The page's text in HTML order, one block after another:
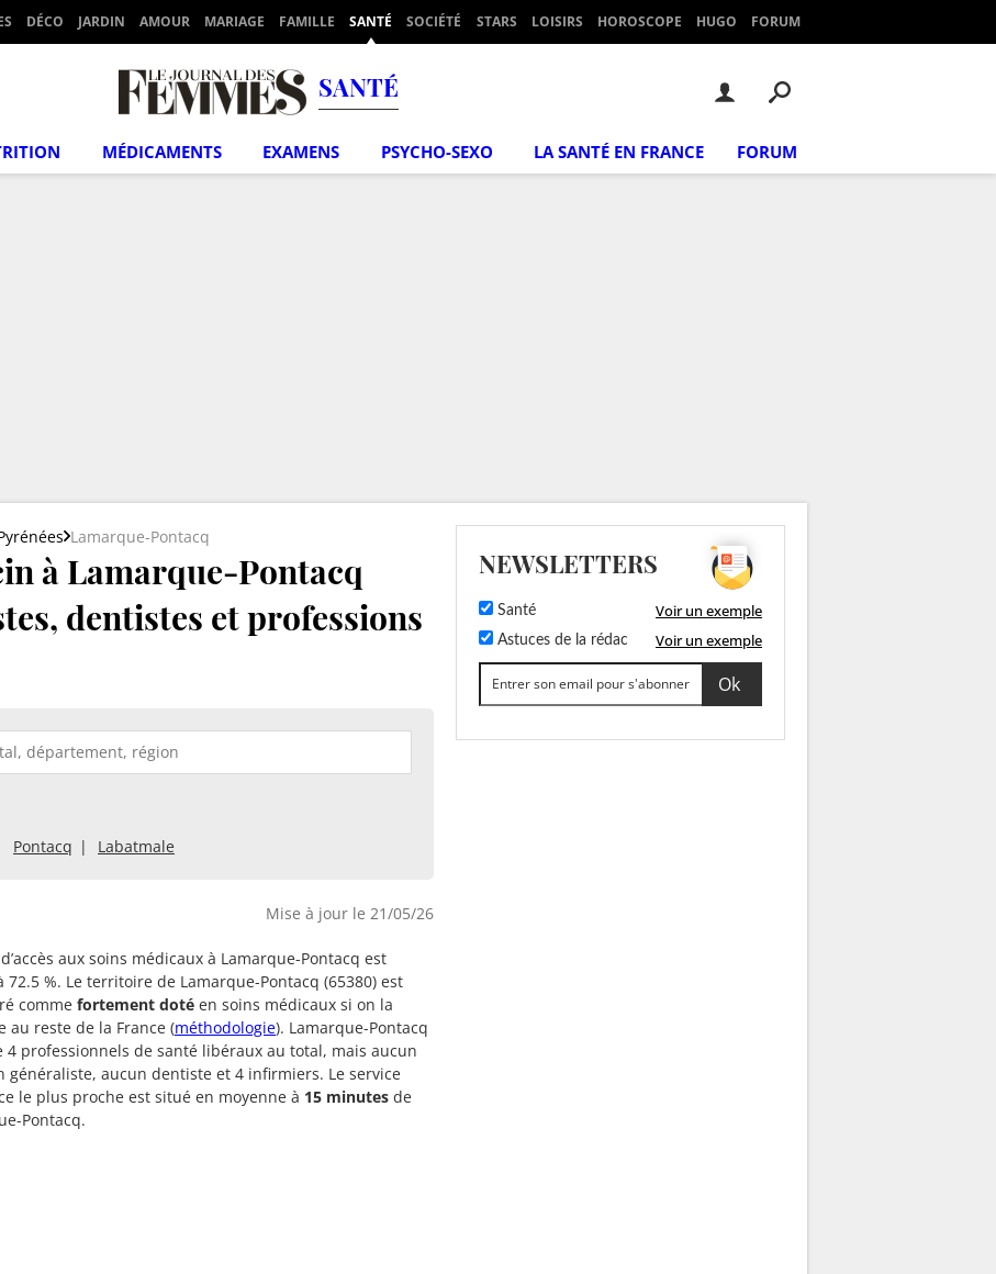
DÉCO JARDIN AMOUR MARIAGE FAMILLE SANTÉ SOCIÉTÉ STARS LOISIRS HOROSCOPE HUGO FORUM
SANTÉ
MÉDICAMENTS EXAMENS PSYCHO-SEXO LA SANTÉ EN FRANCE FORUM
Lamarque-Pontacq
à Lamarque-Pontacq
dentistes et professions
Pontacq Labatmale
Mise à jour le 21/05/26
d’accès aux soins médicaux à Lamarque-Pontacq est
72.5 %. Le territoire de Lamarque-Pontacq (65380) est
comme fortement doté en soins médicaux si on la
au reste de la France (méthodologie). Lamarque-Pontacq
4 professionnels de santé libéraux au total, mais aucun
généraliste, aucun dentiste et 4 infirmiers. Le service
le plus proche est situé en moyenne à 15 minutes de
Pontacq.
NEWSLETTERS
Santé Voir un exemple
Astuces de la rédac Voir un exemple